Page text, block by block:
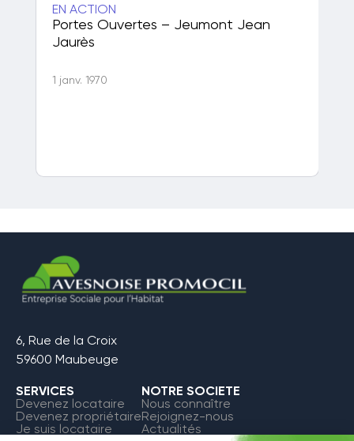
EN ACTION
Portes Ouvertes – Jeumont Jean
Jaurès
1 janv. 1970
6, Rue de la Croix
59600 Maubeuge
SERVICES
Devenez locataire
Devenez propriétaire
Je suis locataire
NOTRE SOCIETE
Nous connaître
Rejoignez-nous
Actualités